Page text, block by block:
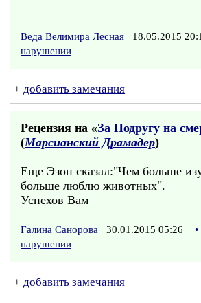
Веда Велимира Лесная 18.05.2015
нарушении
+ добавить замечания
Рецензия на «За Подругу на
(Марсианский Драмадер)
Еще Эзоп сказал:"Чем больше
больше люблю животных".
Успехов Вам
Галина Санорова 30.01.2015 05:26 •
нарушении
+ добавить замечания